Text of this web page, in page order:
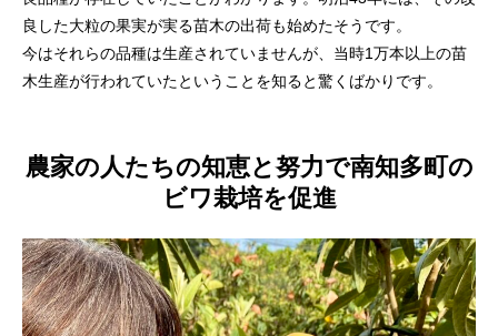
良した大粒の果実が実る苗木の出荷も始めたそうです。
今はそれらの品種は生産されていませんが、当時1万本以上の苗
木生産が行われていたということを知ると驚くばかりです。
農家の人たちの知恵と努力で南知多町の
ビワ栽培を促進